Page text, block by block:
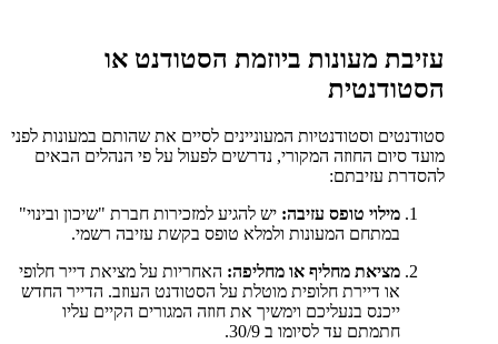
עזיבת מעונות ביוזמת הסטודנט או
הסטודנטית
סטודנטים וסטודנטיות המעוניינים לסיים את שהותם במעונות לפני
מועד סיום החוזה המקורי, נדרשים לפעול על פי הנהלים הבאים
להסדרת עזיבתם:
מילוי טופס עזיבה: יש להגיע למזכירות חברת "שיכון ובינוי"
במתחם המעונות ולמלא טופס בקשת עזיבה רשמי.
מציאת מחליף או מחליפה: האחריות על מציאת דייר חלופי
או דיירת חלופית מוטלת על הסטודנט העוזב. הדייר החדש
ייכנס בנעליכם וימשיך את חוזה המגורים הקיים עליו
חתמתם עד לסיומו ב 30/9.